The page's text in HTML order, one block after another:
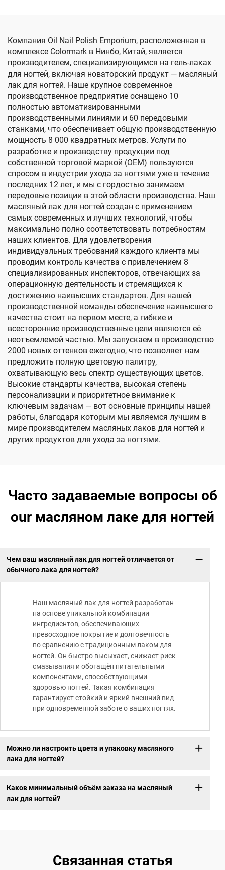
Компания Oil Nail Polish Emporium, расположенная в
комплексе Colormark в Нинбо, Китай, является
производителем, специализирующимся на гель-лаках
для ногтей, включая новаторский продукт — масляный
лак для ногтей. Наше крупное современное
производственное предприятие оснащено 10
полностью автоматизированными
производственными линиями и 60 передовыми
станками, что обеспечивает общую производственную
мощность 8 000 квадратных метров. Услуги по
разработке и производству продукции под
собственной торговой маркой (OEM) пользуются
спросом в индустрии ухода за ногтями уже в течение
последних 12 лет, и мы с гордостью занимаем
передовые позиции в этой области производства. Наш
масляный лак для ногтей создан с применением
самых современных и лучших технологий, чтобы
максимально полно соответствовать потребностям
наших клиентов. Для удовлетворения
индивидуальных требований каждого клиента мы
проводим контроль качества с привлечением 8
специализированных инспекторов, отвечающих за
операционную деятельность и стремящихся к
достижению наивысших стандартов. Для нашей
производственной команды обеспечение наивысшего
качества стоит на первом месте, а гибкие и
всесторонние производственные цели являются её
неотъемлемой частью. Мы запускаем в производство
2000 новых оттенков ежегодно, что позволяет нам
предложить полную цветовую палитру,
охватывающую весь спектр существующих цветов.
Высокие стандарты качества, высокая степень
персонализации и приоритетное внимание к
ключевым задачам — вот основные принципы нашей
работы, благодаря которым мы являемся лучшим в
мире производителем масляных лаков для ногтей и
других продуктов для ухода за ногтями.
Часто задаваемые вопросы об
our масляном лаке для ногтей
Чем ваш масляный лак для ногтей отличается от
обычного лака для ногтей?
Наш масляный лак для ногтей разработан
на основе уникальной комбинации
ингредиентов, обеспечивающих
превосходное покрытие и долговечность
по сравнению с традиционным лаком для
ногтей. Он быстро высыхает, снижает риск
смазывания и обогащён питательными
компонентами, способствующими
здоровью ногтей. Такая комбинация
гарантирует стойкий и яркий внешний вид
при одновременной заботе о ваших ногтях.
Можно ли настроить цвета и упаковку масляного
лака для ногтей?
Каков минимальный объём заказа на масляный
лак для ногтей?
Связанная статья